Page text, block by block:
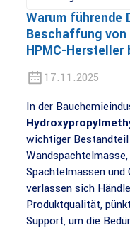
Warum führende
Beschaffung von
HPMC-Hersteller
17.11.2025
In der
wichtiger
Spachtelmassen
verlassen sich
Produktqualität,
Support, um die